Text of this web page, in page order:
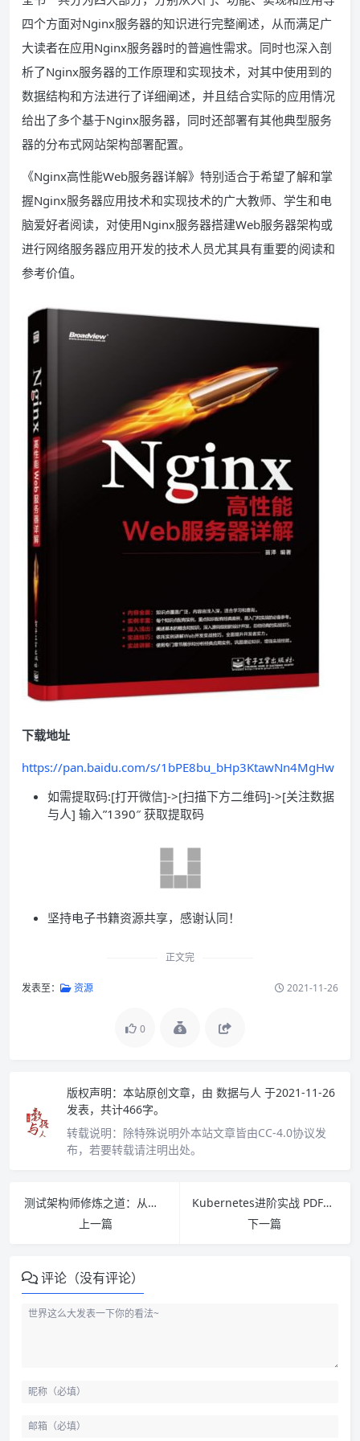
四个方面对Nginx服务器的知识进行完整阐述，从而满足广
大读者在应用Nginx服务器时的普遍性需求。同时也深入剖
析了Nginx服务器的工作原理和实现技术，对其中使用到的
数据结构和方法进行了详细阐述，并且结合实际的应用情况
给出了多个基于Nginx服务器，同时还部署有其他典型服务
器的分布式网站架构部署配置。
《Nginx高性能Web服务器详解》特别适合于希望了解和掌
握Nginx服务器应用技术和实现技术的广大教师、学生和电
脑爱好者阅读，对使用Nginx服务器搭建Web服务器架构或
进行网络服务器应用开发的技术人员尤其具有重要的阅读和
参考价值。
下载地址
https://pan.baidu.com/s/1bPE8bu_bHp3KtawNn4MgHw
如需提取码:[打开微信]->[扫描下方二维码]->[关注数据
与人] 输入”1390″ 获取提取码
坚持电子书籍资源共享，感谢认同！
正文完
发表至： 资源 2021-11-26
0
版权声明： 本站原创文章，由 数据与人 于2021-11-26
发表，共计466字。
转载说明： 除特殊说明外本站文章皆由CC-4.0协议发
布，若要转载请注明出处。
测试架构师修炼之道：从测试工程师到测试架构师pdf下载
上一篇
Kubernetes进阶实战 PDF下载
下一篇
评论（没有评论）